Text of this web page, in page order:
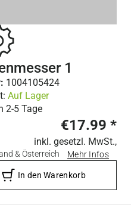
1
1004105424
Auf Lager
2-5 Tage
€17.99 *
inkl. gesetzl. MwSt.,
& Österreich Mehr Infos
In den Warenkorb